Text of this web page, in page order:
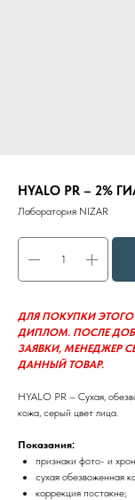
HYALО PR – 2%
Лаборатория NIZAR
ДЛЯ ПОКУПКИ
ДИПЛОМ. ПОСЛЕ
ЗАЯВКИ, МЕНЕДЖЕР
ДАННЫЙ ТОВАР.
HYALО PR – Сухая,
кожа, серый цвет лица.
Показания:
признаки фото- и
сухая обезвоженная
коррекция постакне;